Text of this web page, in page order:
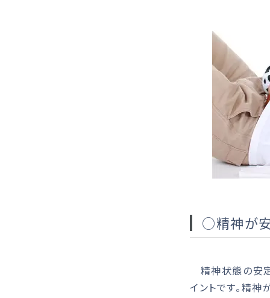
○精神が
精神状態の安
イントです。精